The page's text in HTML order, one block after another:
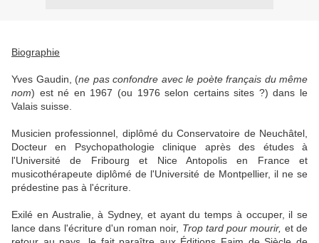
Biographie
Yves Gaudin, (ne pas confondre avec le poète français du même
nom) est né en 1967 (ou 1976 selon certains sites ?) dans le
Valais suisse.
Musicien professionnel, diplômé du Conservatoire de Neuchâtel,
Docteur en Psychopathologie clinique après des études à
l'Université de Fribourg et Nice Antopolis en France et
musicothérapeute diplômé de l'Université de Montpellier, il ne se
prédestine pas à l'écriture.
Exilé en Australie, à Sydney, et ayant du temps à occuper, il se
lance dans l'écriture d'un roman noir, Trop tard pour mourir, et de